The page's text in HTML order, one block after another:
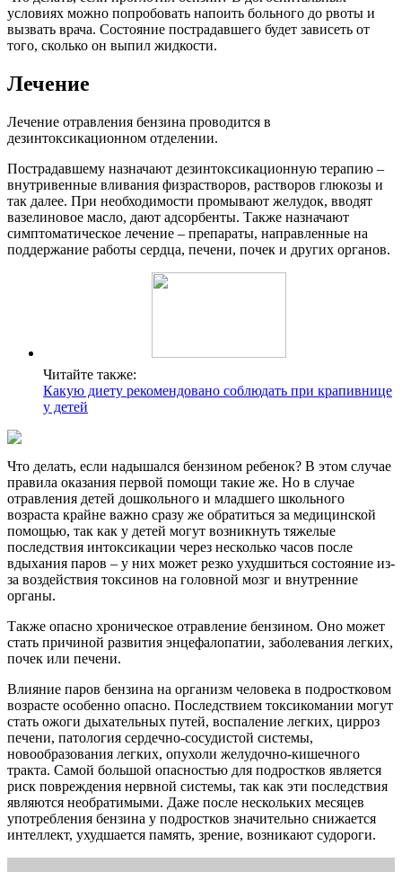
условиях можно попробовать напоить больного до рвоты и
вызвать врача. Состояние пострадавшего будет зависеть от
того, сколько он выпил жидкости.
Лечение
Лечение отравления бензина проводится в
дезинтоксикационном отделении.
Пострадавшему назначают дезинтоксикационную терапию –
внутривенные вливания физрастворов, растворов глюкозы и
так далее. При необходимости промывают желудок, вводят
вазелиновое масло, дают адсорбенты. Также назначают
симптоматическое лечение – препараты, направленные на
поддержание работы сердца, печени, почек и других органов.
Читайте также:
Какую диету рекомендовано соблюдать при крапивнице
у детей
Что делать, если надышался бензином ребенок? В этом случае
правила оказания первой помощи такие же. Но в случае
отравления детей дошкольного и младшего школьного
возраста крайне важно сразу же обратиться за медицинской
помощью, так как у детей могут возникнуть тяжелые
последствия интоксикации через несколько часов после
вдыхания паров – у них может резко ухудшиться состояние из-
за воздействия токсинов на головной мозг и внутренние
органы.
Также опасно хроническое отравление бензином. Оно может
стать причиной развития энцефалопатии, заболевания легких,
почек или печени.
Влияние паров бензина на организм человека в подростковом
возрасте особенно опасно. Последствием токсикомании могут
стать ожоги дыхательных путей, воспаление легких, цирроз
печени, патология сердечно-сосудистой системы,
новообразования легких, опухоли желудочно-кишечного
тракта. Самой большой опасностью для подростков является
риск повреждения нервной системы, так как эти последствия
являются необратимыми. Даже после нескольких месяцев
употребления бензина у подростков значительно снижается
интеллект, ухудшается память, зрение, возникают судороги.